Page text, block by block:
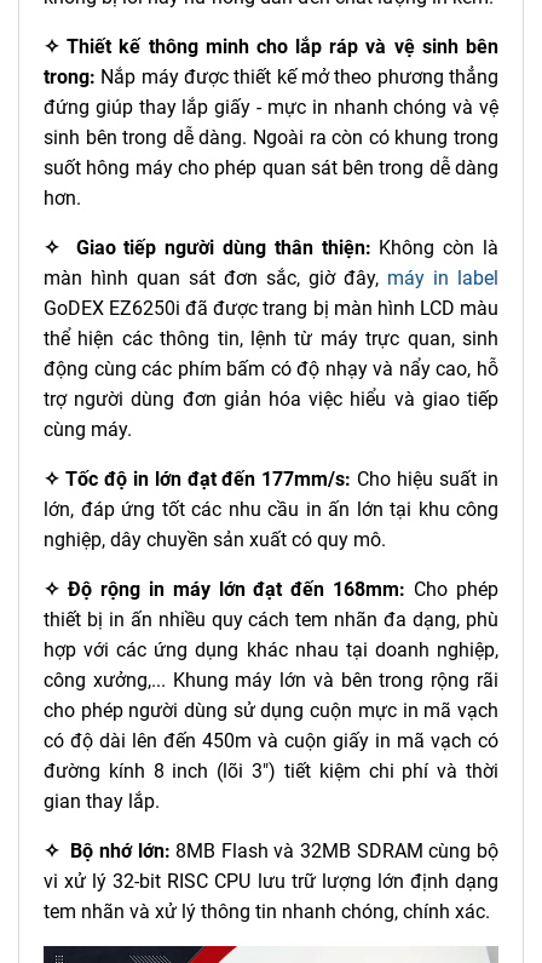
✧ Thiết kế thông minh cho lắp ráp và vệ sinh bên
trong: Nắp máy được thiết kế mở theo phương thẳng
đứng giúp thay lắp giấy - mực in nhanh chóng và vệ
sinh bên trong dễ dàng. Ngoài ra còn có khung trong
suốt hông máy cho phép quan sát bên trong dễ dàng
hơn.
✧ Giao tiếp người dùng thân thiện: Không còn là
màn hình quan sát đơn sắc, giờ đây, máy in label
GoDEX EZ6250i đã được trang bị màn hình LCD màu
thể hiện các thông tin, lệnh từ máy trực quan, sinh
động cùng các phím bấm có độ nhạy và nẩy cao, hỗ
trợ người dùng đơn giản hóa việc hiểu và giao tiếp
cùng máy.
✧ Tốc độ in lớn đạt đến 177mm/s: Cho hiệu suất in
lớn, đáp ứng tốt các nhu cầu in ấn lớn tại khu công
nghiệp, dây chuyền sản xuất có quy mô.
✧ Độ rộng in máy lớn đạt đến 168mm: Cho phép
thiết bị in ấn nhiều quy cách tem nhãn đa dạng, phù
hợp với các ứng dụng khác nhau tại doanh nghiệp,
công xưởng,... Khung máy lớn và bên trong rộng rãi
cho phép người dùng sử dụng cuộn mực in mã vạch
có độ dài lên đến 450m và cuộn giấy in mã vạch có
đường kính 8 inch (lõi 3") tiết kiệm chi phí và thời
gian thay lắp.
✧ Bộ nhớ lớn: 8MB Flash và 32MB SDRAM cùng bộ
vi xử lý 32-bit RISC CPU lưu trữ lượng lớn định dạng
tem nhãn và xử lý thông tin nhanh chóng, chính xác.